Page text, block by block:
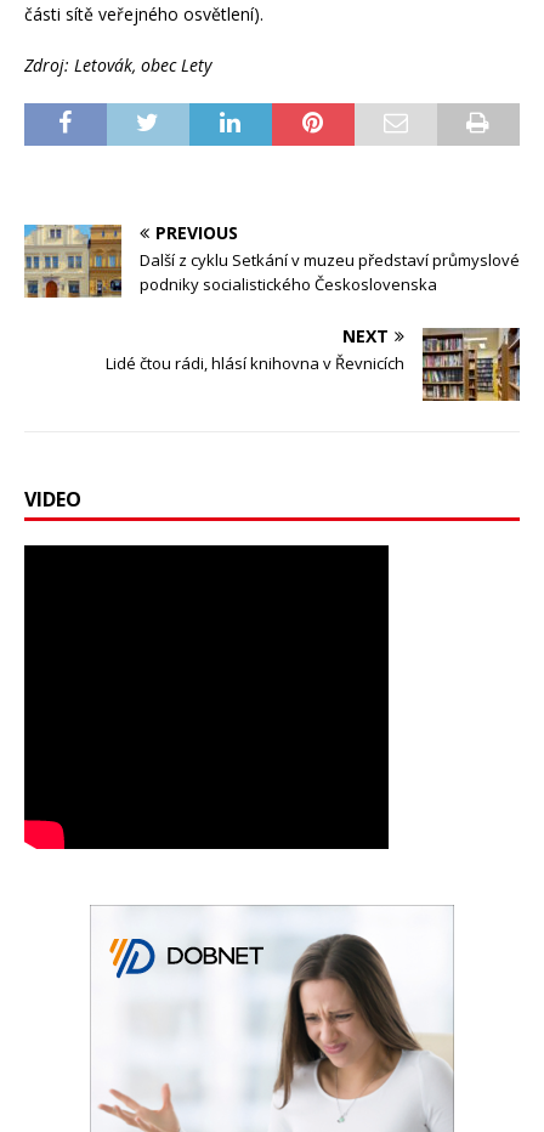
části sítě veřejného osvětlení).
Zdroj: Letovák, obec Lety
PREVIOUS
Další z cyklu Setkání v muzeu představí průmyslové
podniky socialistického Československa
NEXT
Lidé čtou rádi, hlásí knihovna v Řevnicích
VIDEO